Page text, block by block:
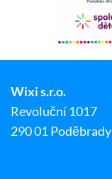
Wixi s.r.o.
Revoluční 1017
290 01 Poděbrady